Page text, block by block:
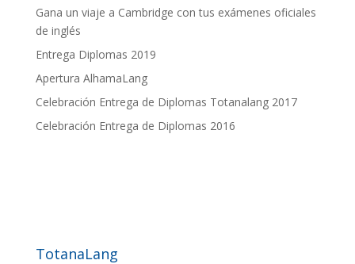
Gana un viaje a Cambridge con tus exámenes oficiales
de inglés
Entrega Diplomas 2019
Apertura AlhamaLang
Celebración Entrega de Diplomas Totanalang 2017
Celebración Entrega de Diplomas 2016
TotanaLang